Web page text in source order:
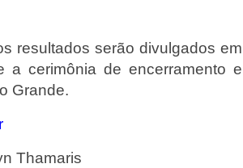
resultados serão divulgados em
a cerimônia de encerramento e
Grande.
Thamaris